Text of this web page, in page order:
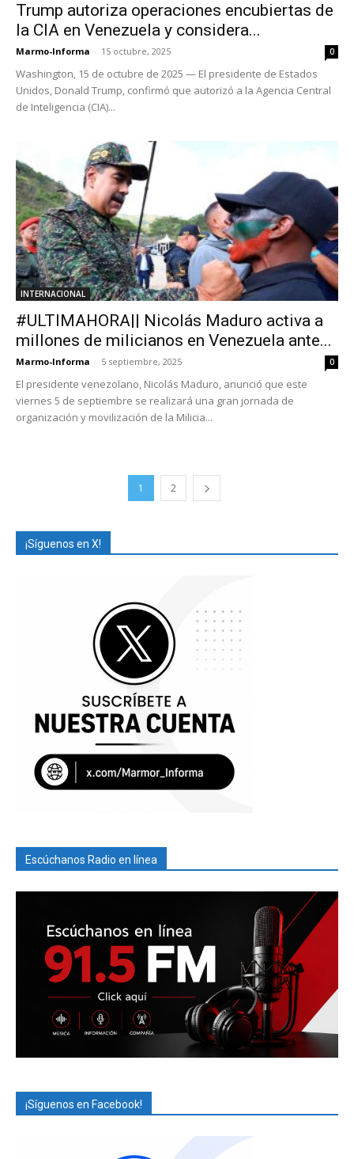
Trump autoriza operaciones encubiertas de
la CIA en Venezuela y considera...
Marmo-Informa - 15 octubre, 2025 0
Washington, 15 de octubre de 2025 — El presidente de Estados
Unidos, Donald Trump, confirmó que autorizó a la Agencia Central
de Inteligencia (CIA)...
INTERNACIONAL
#ULTIMAHORA|| Nicolás Maduro activa a
millones de milicianos en Venezuela ante...
Marmo-Informa - 5 septiembre, 2025 0
El presidente venezolano, Nicolás Maduro, anunció que este
viernes 5 de septiembre se realizará una gran jornada de
organización y movilización de la Milicia...
1 2
¡Síguenos en X!
Escúchanos Radio en línea
¡Síguenos en Facebook!